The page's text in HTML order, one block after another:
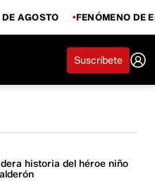
AGOSTO FENÓMENO DE
Suscríbete
historia del héroe niño